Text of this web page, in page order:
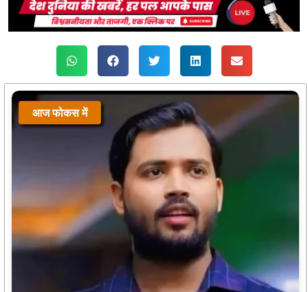
आज फोकस में